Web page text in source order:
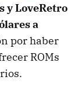
y LoveRetro
a
por haber
ROMs